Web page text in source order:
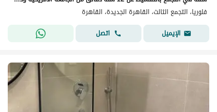
فلوريا، التجمع الثالث، القاهرة الجديدة، القاهرة
الإيميل
اتصل